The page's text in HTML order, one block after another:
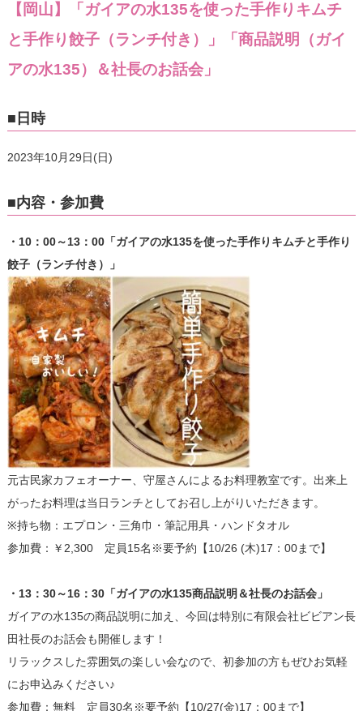
【岡山】「ガイアの水135を使った手作りキムチ
と手作り餃子（ランチ付き）」「商品説明（ガイ
アの水135）＆社長のお話会」
■日時
2023年10月29日(日)
■内容・参加費
・10：00～13：00「ガイアの水135を使った手作りキムチと手作り
餃子（ランチ付き）」
元古民家カフェオーナー、守屋さんによるお料理教室です。出来上
がったお料理は当日ランチとしてお召し上がりいただきます。
※持ち物：エプロン・三角巾・筆記用具・ハンドタオル
参加費：￥2,300 定員15名※要予約【10/26 (木)17：00まで】
・13：30～16：30「ガイアの水135商品説明＆社長のお話会」
ガイアの水135の商品説明に加え、今回は特別に有限会社ビビアン長
田社長のお話会も開催します！
リラックスした雰囲気の楽しい会なので、初参加の方もぜひお気軽
にお申込みください♪
参加費：無料 定員30名※要予約【10/27(金)17：00まで】